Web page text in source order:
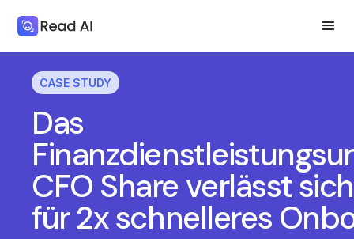
CASE STUDY
Das
CFO Share verlässt
für 2x schnelleres